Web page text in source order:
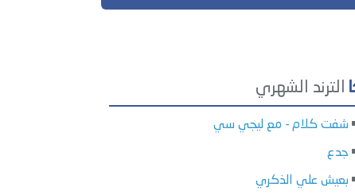
الترند الشهري
شفت كلام - مع ليجي سي
جدع
بعيش علي الذكري